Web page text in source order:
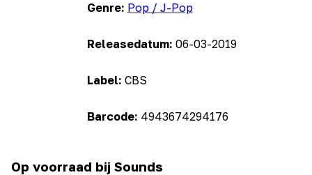
Genre: Pop / J-Pop
Releasedatum: 06-03-2019
Label: CBS
Barcode: 4943674294176
Op voorraad bij Sounds